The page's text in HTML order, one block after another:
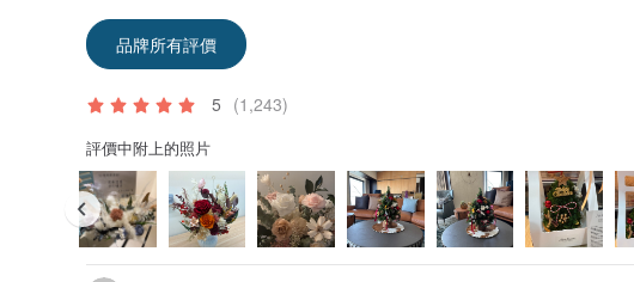
品牌所有評價
5 (1,243)
評價中附上的照片